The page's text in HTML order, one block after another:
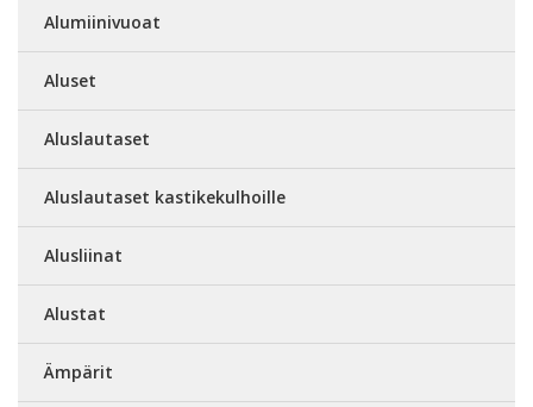
Alumiinivuoat
Aluset
Aluslautaset
Aluslautaset kastikekulhoille
Alusliinat
Alustat
Ämpärit